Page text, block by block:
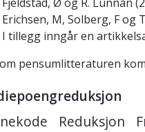
Erichsen, M, Solberg, F og
I tillegg inngår en
pensumlitteraturen
Reduksjon